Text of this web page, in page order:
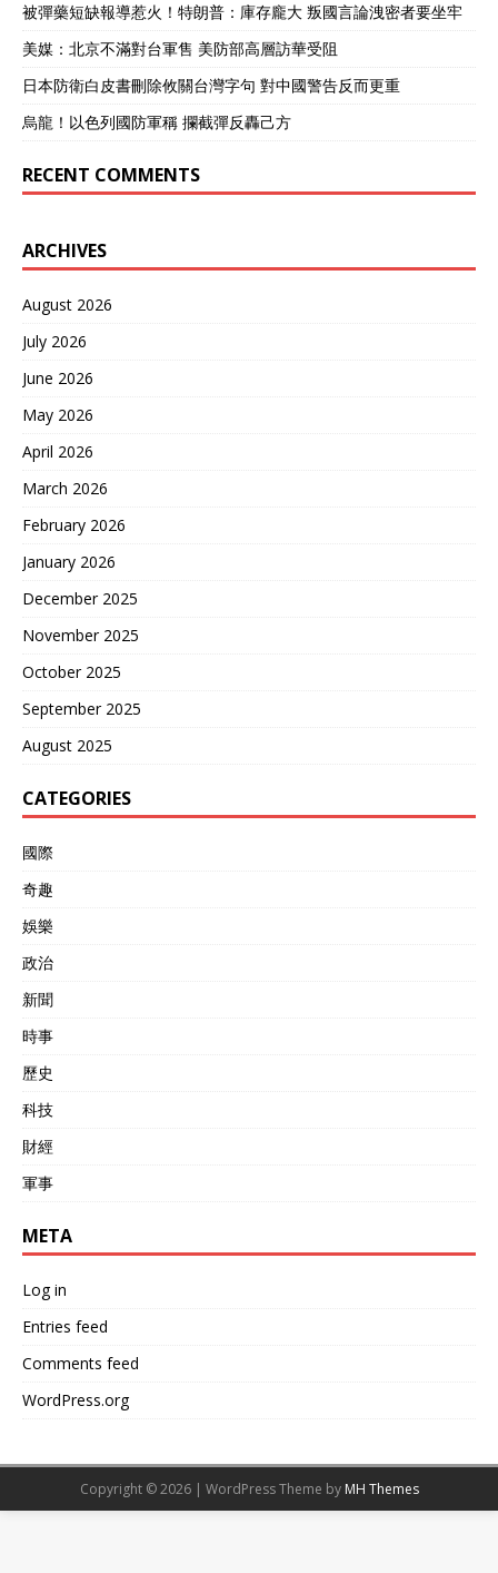
被彈藥短缺報導惹火！特朗普：庫存龐大 叛國言論洩密者要坐牢
美媒：北京不滿對台軍售 美防部高層訪華受阻
日本防衛白皮書刪除攸關台灣字句 對中國警告反而更重
烏龍！以色列國防軍稱 攔截彈反轟己方
RECENT COMMENTS
ARCHIVES
August 2026
July 2026
June 2026
May 2026
April 2026
March 2026
February 2026
January 2026
December 2025
November 2025
October 2025
September 2025
August 2025
CATEGORIES
國際
奇趣
娛樂
政治
新聞
時事
歷史
科技
財經
軍事
META
Log in
Entries feed
Comments feed
WordPress.org
Copyright © 2026 | WordPress Theme by MH Themes